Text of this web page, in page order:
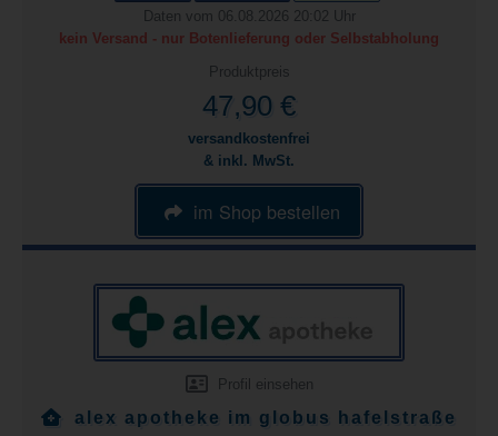
Daten vom 06.08.2026 20:02 Uhr
kein Versand - nur Botenlieferung oder Selbstabholung
Produktpreis
47,90 €
versandkostenfrei
& inkl. MwSt.
im Shop bestellen
Profil einsehen
alex apotheke im globus hafelstraße